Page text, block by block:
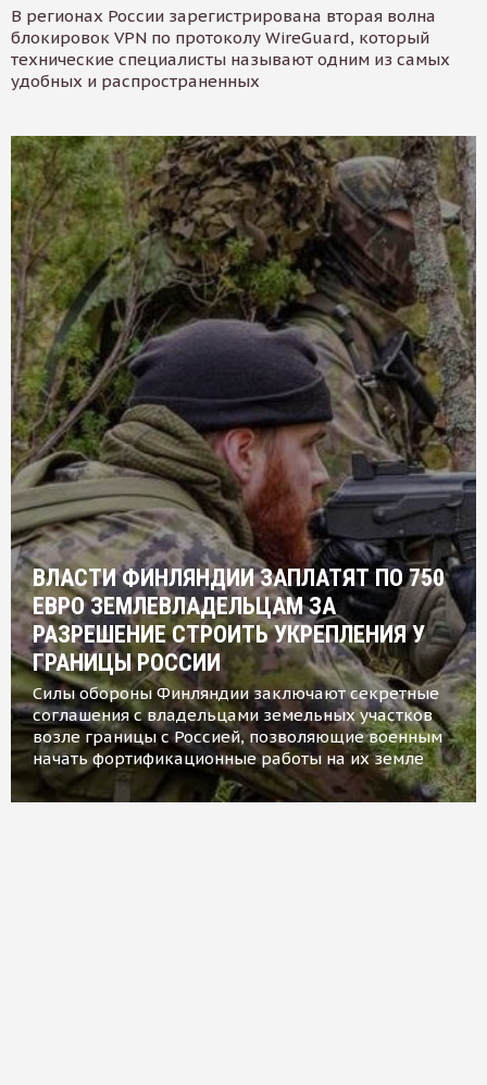
В регионах России зарегистрирована вторая волна
блокировок VPN по протоколу WireGuard, который
технические специалисты называют одним из самых
удобных и распространенных
ВЛАСТИ ФИНЛЯНДИИ ЗАПЛАТЯТ ПО 750
ЕВРО ЗЕМЛЕВЛАДЕЛЬЦАМ ЗА
РАЗРЕШЕНИЕ СТРОИТЬ УКРЕПЛЕНИЯ У
ГРАНИЦЫ РОССИИ
Силы обороны Финляндии заключают секретные
соглашения с владельцами земельных участков
возле границы с Россией, позволяющие военным
начать фортификационные работы на их земле